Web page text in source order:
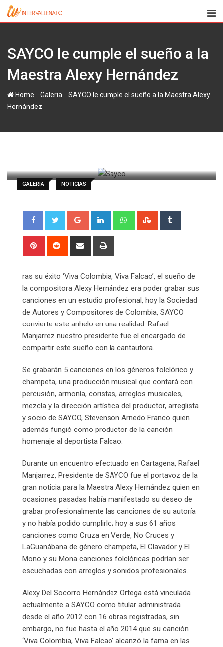
Skip
SAYCO le cumple el sueño a la
Maestra Alexy Hernández
Home Galeria
SAYCO le cumple el sueño a la Maestra Alexy
Hernández
GALERIA NOTICIAS
Google+ LinkedIn WhatsappStumbleUpon
Pinterest Reddit
Share
ras su éxito ‘Viva Colombia, Viva Falcao’, el sueño de
la compositora Alexy Hernández era poder grabar sus
canciones en un estudio profesional, hoy la Sociedad
de Autores y Compositores de Colombia, SAYCO
convierte este anhelo en una realidad. Rafael
Manjarrez nuestro presidente fue el encargado de
compartir este sueño con la cantautora.
Se grabarán 5 canciones en los géneros folclórico y
champeta, una producción musical que contará con
percusión, armonía, coristas, arreglos musicales,
mezcla y la dirección artística del productor, arreglista
y socio de SAYCO, Stevenson Arnedo Franco quien
además fungió como productor de la canción
homenaje al deportista Falcao.
Durante un encuentro efectuado en Cartagena, Rafael
Manjarrez, Presidente de SAYCO fue el portavoz de la
gran noticia para la Maestra Alexy Hernández quien en
ocasiones pasadas había manifestado su deseo de
grabar profesionalmente las canciones de su autoría
y no había podido cumplirlo; hoy a sus 61 años
canciones como Cruza en Verde, No Cruces y
LaGuanábana de género champeta, El Clavador y El
Mono y su Mona canciones folclóricas podrían ser
escuchadas con arreglos y sonidos profesionales.
Alexy Del Socorro Hernández Ortega está vinculada
actualmente a SAYCO como titular administrada
desde el año 2012 con 16 obras registradas, sin
embargo, no fue hasta el año 2014 que su canción
‘Viva Colombia, Viva Falcao’ alcanzó la fama en las